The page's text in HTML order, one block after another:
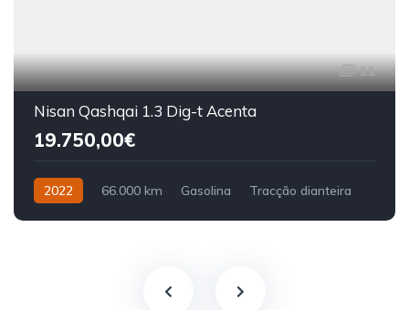
11
Nisan Qashqai 1.3 Dig-t Acenta
19.750,00€
2022 66.000 km Gasolina Tracção dianteira